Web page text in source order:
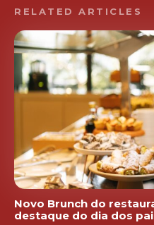
RELATED ARTICLES
Novo Brunch do
destaque do dia dos